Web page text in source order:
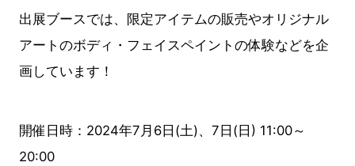
出展ブースでは、限定アイテムの販売やオリジナル
アートのボディ・フェイスペイントの体験などを企
画しています！
開催日時：2024年7月6日(土)、7日(日) 11:00～
20:00